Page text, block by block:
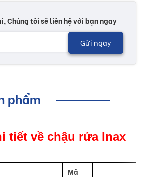
Chúng tôi sẽ liên hệ với bạn ngay
Gửi ngay
phẩm
tiết về chậu rửa Inax
Mã